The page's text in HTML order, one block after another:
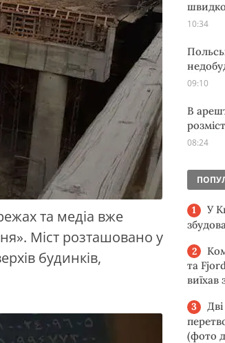
та медіа вже
Міст розташовано у
будинків,
10:34
09:10
В
08:24
У
та
виїхав
(фото